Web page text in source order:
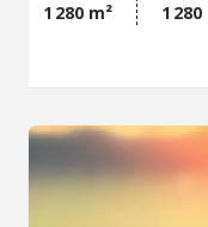
1 280 m² 1 280